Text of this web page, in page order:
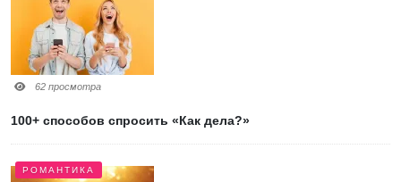
62 просмотра
100+ способов спросить «Как дела?»
РОМАНТИКА